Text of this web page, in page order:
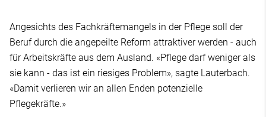
Angesichts des Fachkräftemangels in der Pflege soll der
Beruf durch die angepeilte Reform attraktiver werden - auch
für Arbeitskräfte aus dem Ausland. «Pflege darf weniger als
sie kann - das ist ein riesiges Problem», sagte Lauterbach.
«Damit verlieren wir an allen Enden potenzielle
Pflegekräfte.»